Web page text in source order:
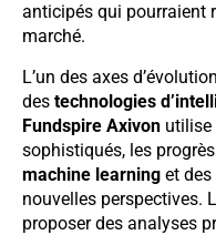
anticipés qui pourraient
marché.
L’un des axes
des technologies
Fundspire Axivon utilise
sophistiqués, les
machine learning et des
nouvelles perspectives.
proposer des analyses